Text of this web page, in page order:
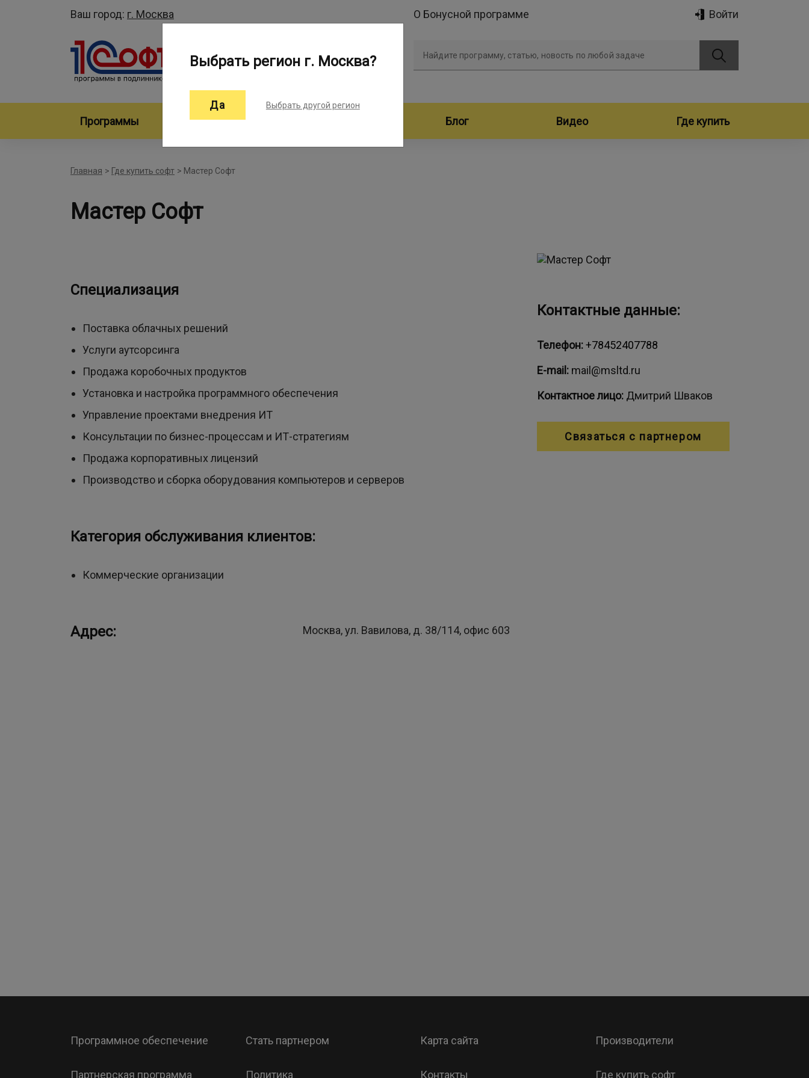
Ваш город: г. Москва Войти
О Бонусной программе
Найдите программу, статью, новость по любой задаче
Программы Производители программ Блог Видео Где купить
Главная > Где купить софт > Мастер Софт
Мастер Софт
Специализация
Поставка облачных решений
Услуги аутсорсинга
Продажа коробочных продуктов
Установка и настройка программного обеспечения
Управление проектами внедрения ИТ
Консультации по бизнес-процессам и ИТ-стратегиям
Продажа корпоративных лицензий
Производство и сборка оборудования компьютеров и серверов
Категория обслуживания клиентов:
Коммерческие организации
Адрес: Москва, ул. Вавилова, д. 38/114, офис 603
Контактные данные:
Телефон:+78452407788
E-mail: mail@msltd.ru
Контактное лицо: Дмитрий Шваков
Связаться с партнером
Программное обеспечение Стать партнером Карта сайта Производители
Партнерская программа Политика Контакты Где купить софт
Выбрать регион г. Москва?
Да Выбрать другой регион